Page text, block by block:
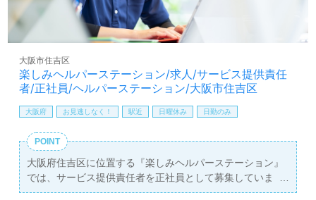
楽しみヘルパーステーション/求人/サービス提供責任
者/正社員/ヘルパーステーション/大阪市住吉区
大阪市住吉区
大阪府 お見逃しなく！ 駅近 日曜休み 日勤のみ
POINT
大阪府住吉区に位置する『楽しみヘルパーステーション』
では、サービス提供責任者を正社員として募集していま
す。この求人は、介護業界でのキャリアを積む絶好のチャ